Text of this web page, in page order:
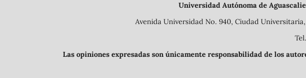
Universidad Autónoma de
Avenida Universidad No. 940, Ciudad
Las opiniones expresadas son únicamente responsabilidad de los